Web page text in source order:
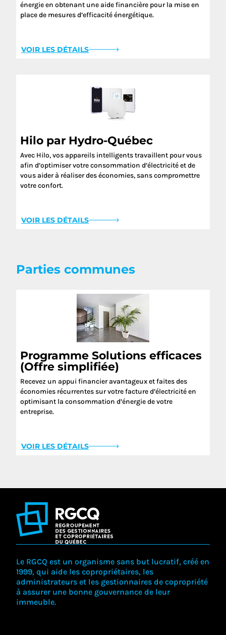
énergie en obtenant une aide financière pour la mise en
place de mesures d’efficacité énergétique.
VOIR LES DÉTAILS
Hilo par Hydro-Québec
Avec Hilo, vos appareils intelligents travaillent pour vous
afin d’optimiser votre consommation d’électricité et de
vous aider à réaliser des économies, sans compromettre
votre confort.
VOIR LES DÉTAILS
Parties communes
Programme Solutions efficaces
(Offre simplifiée)
Recevez un appui financier avantageux et faites des
économies récurrentes sur votre facture d’électricité en
optimisant la consommation d’énergie de votre
entreprise.
VOIR LES DÉTAILS
Le RGCQ est un organisme sans but lucratif, créé en
1999, qui aide les copropriétaires, les
administrateurs et les gestionnaires de copropriété
à assurer une bonne gouvernance de leur
immeuble.